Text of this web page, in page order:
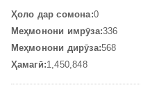
Ҳоло дар сомона:0
Меҳмонони имрӯза:336
Меҳмонони дирӯза:568
Ҳамагӣ:1,450,848